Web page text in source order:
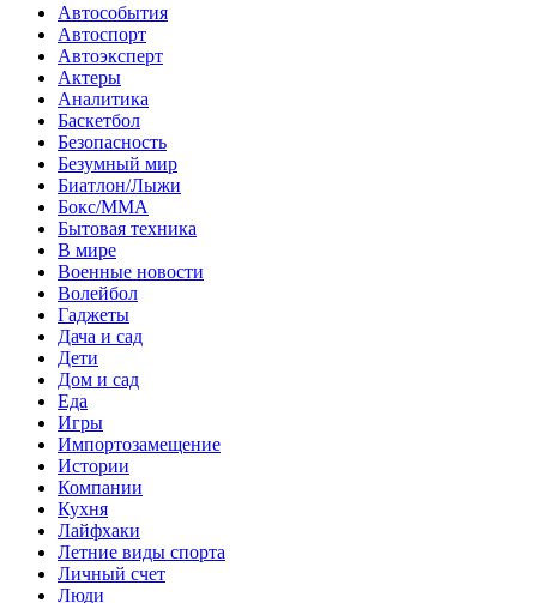
Автособытия
Автоспорт
Автоэксперт
Актеры
Аналитика
Баскетбол
Безопасность
Безумный мир
Биатлон/Лыжи
Бокс/MMA
Бытовая техника
В мире
Военные новости
Волейбол
Гаджеты
Дача и сад
Дети
Дом и сад
Еда
Игры
Импортозамещение
Истории
Компании
Кухня
Лайфхаки
Летние виды спорта
Личный счет
Люди